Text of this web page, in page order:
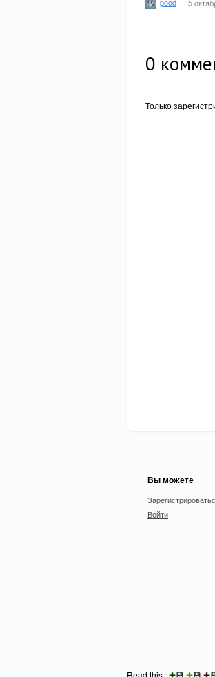
5
0
Только
Вы можете
Войти
Read this :✚💾 ✚💾 ✚